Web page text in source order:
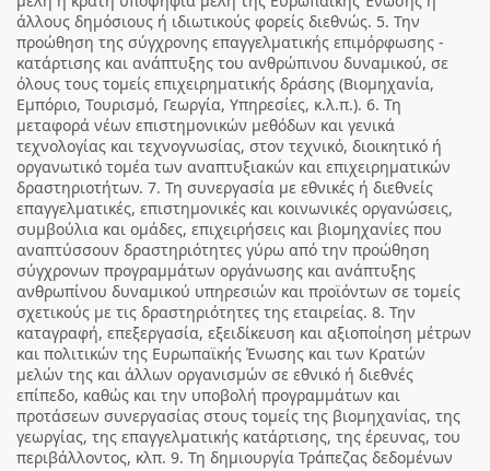
άλλους δημόσιους ή ιδιωτικούς φορείς διεθνώς. 5. Την
προώθηση της σύγχρονης επαγγελματικής επιμόρφωσης -
κατάρτισης και ανάπτυξης του ανθρώπινου δυναμικού, σε
όλους τους τομείς επιχειρηματικής δράσης (Βιομηχανία,
Εμπόριο, Τουρισμό, Γεωργία, Υπηρεσίες, κ.λ.π.). 6. Τη
μεταφορά νέων επιστημονικών μεθόδων και γενικά
τεχνολογίας και τεχνογνωσίας, στον τεχνικό, διοικητικό ή
οργανωτικό τομέα των αναπτυξιακών και επιχειρηματικών
δραστηριοτήτων. 7. Τη συνεργασία με εθνικές ή διεθνείς
επαγγελματικές, επιστημονικές και κοινωνικές οργανώσεις,
συμβούλια και ομάδες, επιχειρήσεις και βιομηχανίες που
αναπτύσσουν δραστηριότητες γύρω από την προώθηση
σύγχρονων προγραμμάτων οργάνωσης και ανάπτυξης
ανθρωπίνου δυναμικού υπηρεσιών και προϊόντων σε τομείς
σχετικούς με τις δραστηριότητες της εταιρείας. 8. Την
καταγραφή, επεξεργασία, εξειδίκευση και αξιοποίηση μέτρων
και πολιτικών της Ευρωπαϊκής Ένωσης και των Κρατών
μελών της και άλλων οργανισμών σε εθνικό ή διεθνές
επίπεδο, καθώς και την υποβολή προγραμμάτων και
προτάσεων συνεργασίας στους τομείς της βιομηχανίας, της
γεωργίας, της επαγγελματικής κατάρτισης, της έρευνας, του
περιβάλλοντος, κλπ. 9. Τη δημιουργία Τράπεζας δεδομένων